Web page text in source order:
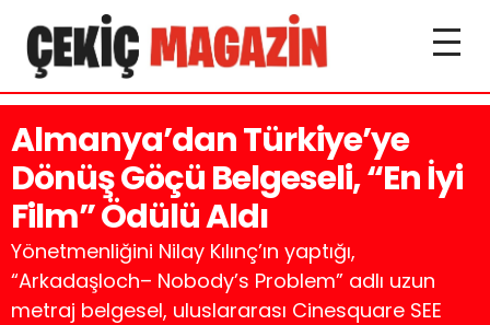
Almanya’dan Türkiye’ye
Dönüş Göçü Belgeseli, “En İyi
Film” Ödülü Aldı
Yönetmenliğini Nilay Kılınç’ın yaptığı,
“Arkadaşloch– Nobody’s Problem” adlı uzun
metraj belgesel, uluslararası Cinesquare SEE